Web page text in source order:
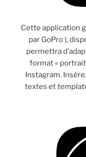
Cette application
par GoPro ),
permettra
format «
Instagram.
textes et